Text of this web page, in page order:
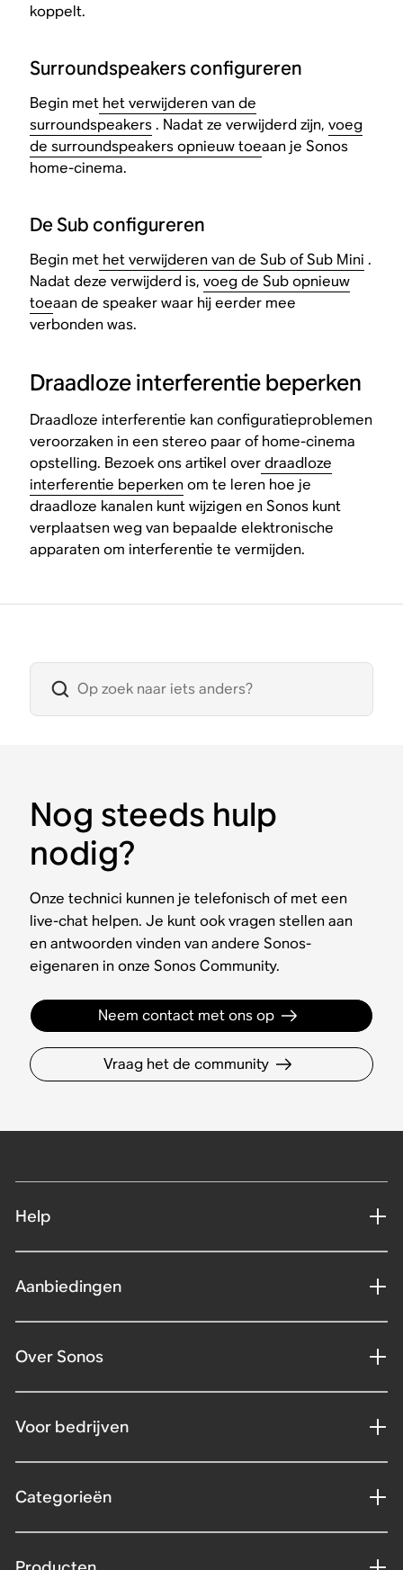
koppelt.
Surroundspeakers configureren
Begin met het verwijderen van de
surroundspeakers. Nadat ze verwijderd zijn,voeg
de surroundspeakers opnieuw toeaan je Sonos
home-cinema.
De Sub configureren
Begin met het verwijderen van de Sub of Sub Mini .
Nadat deze verwijderd is,voeg de Sub opnieuw
toeaan de speaker waar hij eerder mee
verbonden was.
Draadloze interferentie beperken
Draadloze interferentie kan configuratieproblemen
veroorzaken in een stereo paar of home-cinema
opstelling. Bezoek ons artikel overdraadloze
interferentie beperkenom te leren hoe je
draadloze kanalen kunt wijzigen en Sonos kunt
verplaatsen weg van bepaalde elektronische
apparaten om interferentie te vermijden.
Nog steeds hulp
nodig?
Onze technici kunnen je telefonisch of met een
live-chat helpen. Je kunt ook vragen stellen aan
en antwoorden vinden van andere Sonos-
eigenaren in onze Sonos Community.
Neem contact met ons op
Vraag het de community
Help
Aanbiedingen
Over Sonos
Voor bedrijven
Categorieën